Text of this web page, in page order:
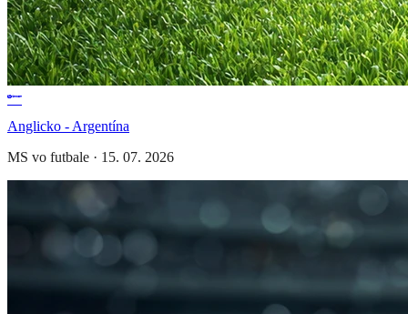
Anglicko - Argentína
MS vo futbale · 15. 07. 2026